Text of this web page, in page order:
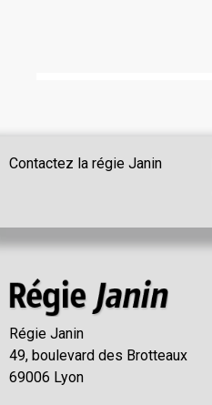
Contactez la régie Janin
Régie Janin
49, boulevard des Brotteaux
69006 Lyon